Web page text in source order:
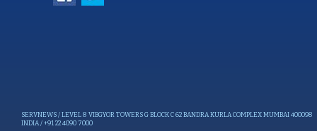
SERVNEWS / LEVEL 8 VIBGYOR TOWERS G BLOCK C 62 BANDRA KURLA COMPLEX MUMBAI 400098
INDIA / +91 22 4090 7000